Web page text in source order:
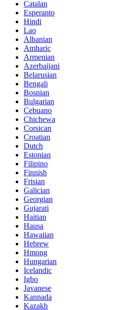
Catalan
Esperanto
Hindi
Lao
Albanian
Amharic
Armenian
Azerbaijani
Belarusian
Bengali
Bosnian
Bulgarian
Cebuano
Chichewa
Corsican
Croatian
Dutch
Estonian
Filipino
Finnish
Frisian
Galician
Georgian
Gujarati
Haitian
Hausa
Hawaiian
Hebrew
Hmong
Hungarian
Icelandic
Igbo
Javanese
Kannada
Kazakh